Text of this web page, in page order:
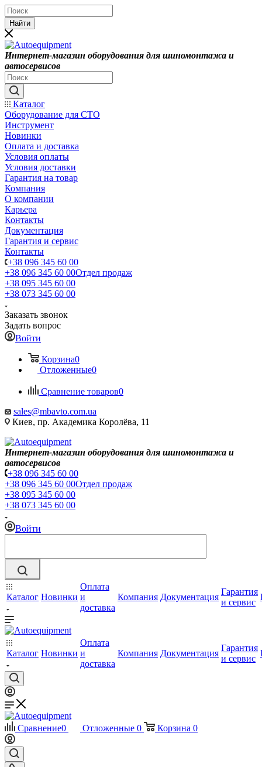
Найти
Интернет-магазин оборудования для шиномонтажа и
автосервисов
Каталог
Оборудование для СТО
Инструмент
Новинки
Оплата и доставка
Условия оплаты
Условия доставки
Гарантия на товар
Компания
О компании
Карьера
Контакты
Документация
Гарантия и сервис
Контакты
+38 096 345 60 00
+38 096 345 60 00Отдел продаж
+38 095 345 60 00
+38 073 345 60 00
Заказать звонок
Задать вопрос
Войти
Корзина0
Отложенные0
Сравнение товаров0
sales@mbavto.com.ua
Киев, пр. Академика Королёва, 11
Интернет-магазин оборудования для шиномонтажа и
автосервисов
+38 096 345 60 00
+38 096 345 60 00Отдел продаж
+38 095 345 60 00
+38 073 345 60 00
Войти
Каталог Новинки
Оплата
и
доставка
Компания Документация
Гарантия
и сервис
Каталог Новинки
Оплата
и
доставка
Компания Документация
Гарантия
и сервис
Сравнение0 Отложенные 0 Корзина 0